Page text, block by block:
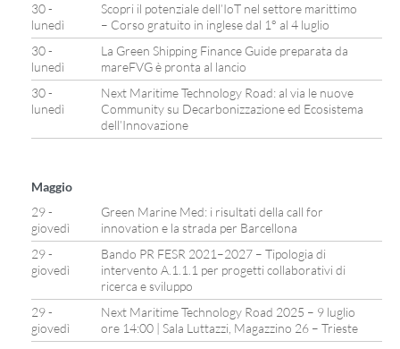
30 -
lunedì
Scopri il potenziale dell’IoT nel settore marittimo
– Corso gratuito in inglese dal 1° al 4 luglio
30 -
lunedì
La Green Shipping Finance Guide preparata da
mareFVG è pronta al lancio
30 -
lunedì
Next Maritime Technology Road: al via le nuove
Community su Decarbonizzazione ed Ecosistema
dell’Innovazione
Maggio
29 -
giovedì
Green Marine Med: i risultati della call for
innovation e la strada per Barcellona
29 -
giovedì
Bando PR FESR 2021–2027 – Tipologia di
intervento A.1.1.1 per progetti collaborativi di
ricerca e sviluppo
29 -
giovedì
Next Maritime Technology Road 2025 – 9 luglio
ore 14:00 | Sala Luttazzi, Magazzino 26 – Trieste